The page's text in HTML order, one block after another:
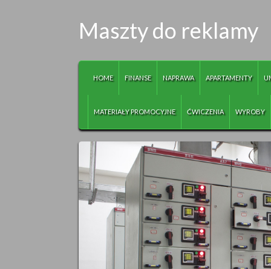
Maszty do reklamy
HOME FINANSE NAPRAWA APARTAMENTY
MATERIAŁY PROMOCYJNE ĆWICZENIA WYROBY